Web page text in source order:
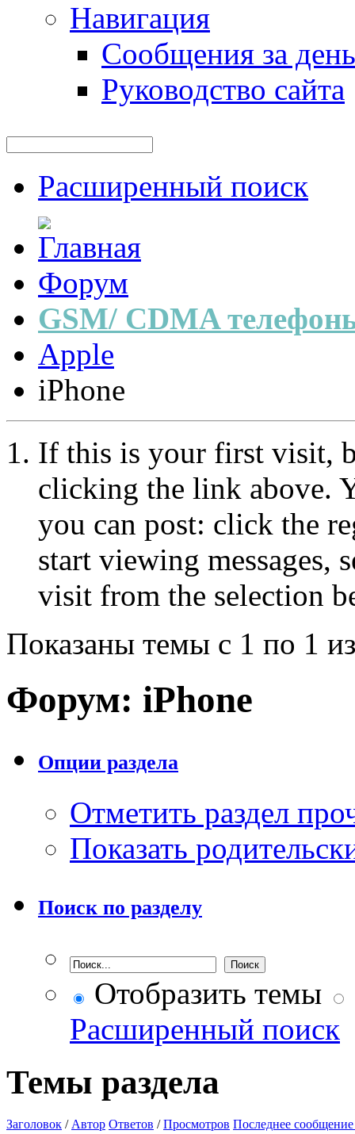
Навигация
Сообщения за день
Руководство сайта
Расширенный поиск
Форум
GSM/ CDMA
Apple
iPhone
If this is your first visit,
clicking the link above.
you can post: click the
start viewing messages,
visit from the selection
Показаны темы с 1 по 1
Форум: iPhone
Опции раздела
Отметить раздел
Показать
Поиск по разделу
Отобразить темы
Расширенный поиск
Темы раздела
Заголовок / Автор Ответов /Просмотров Последнее сообщение